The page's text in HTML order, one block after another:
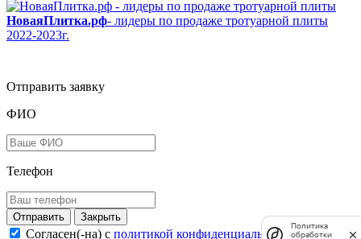
НоваяПлитка.рф- лидеры по продаже тротуарной плиты
2022-2023г.
Отправить заявку
ФИО
Телефон
Закрыть
Согласен(-на) c политикой конфиденциальностии
Политика
обработки